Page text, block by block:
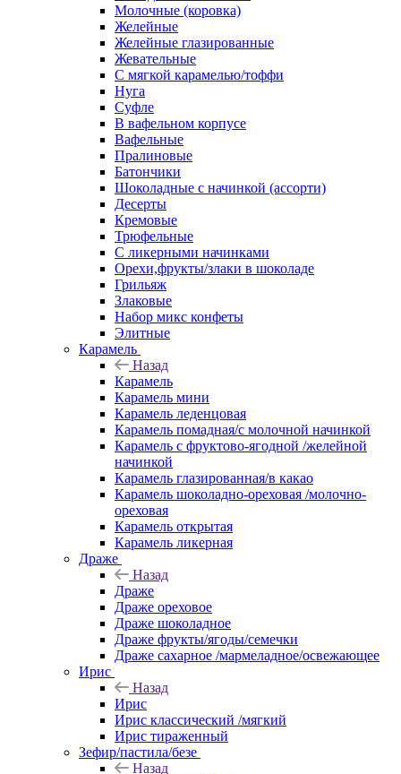
Молочные (коровка)
Желейные
Желейные глазированные
Жевательные
С мягкой карамелью/тоффи
Нуга
Суфле
В вафельном корпусе
Вафельные
Пралиновые
Батончики
Шоколадные с начинкой (ассорти)
Десерты
Кремовые
Трюфельные
С ликерными начинками
Орехи,фрукты/злаки в шоколаде
Грильяж
Злаковые
Набор микс конфеты
Элитные
Карамель
Назад
Карамель
Карамель мини
Карамель леденцовая
Карамель помадная/с молочной начинкой
Карамель с фруктово-ягодной /желейной
начинкой
Карамель глазированная/в какао
Карамель шоколадно-ореховая /молочно-
ореховая
Карамель открытая
Карамель ликерная
Драже
Назад
Драже
Драже ореховое
Драже шоколадное
Драже фрукты/ягоды/семечки
Драже сахарное /мармеладное/освежающее
Ирис
Назад
Ирис
Ирис классический /мягкий
Ирис тираженный
Зефир/пастила/безе
Назад